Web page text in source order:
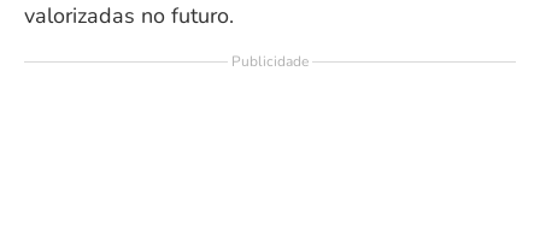
valorizadas no futuro.
Publicidade